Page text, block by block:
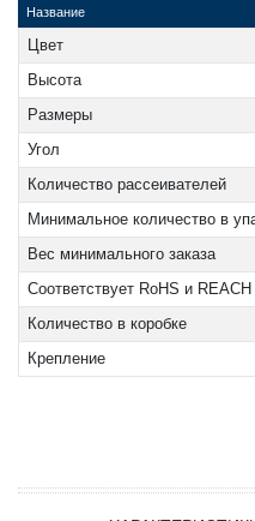
Название
Цвет
Высота
Размеры
Угол
Количество рассеивателей
Минимальное количество в
Вес минимального заказа
Соответствует RoHS и REACH
Количество в коробке
Крепление